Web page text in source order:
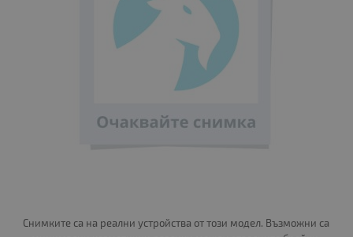
Снимките са на реални устройства от този модел. Възможни са